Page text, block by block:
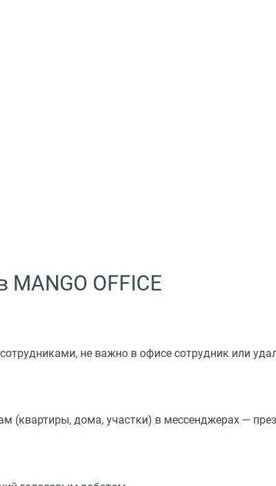
MANGO OFFICE
не важно в офисе сотрудник или
дома, участки) в мессенджерах —